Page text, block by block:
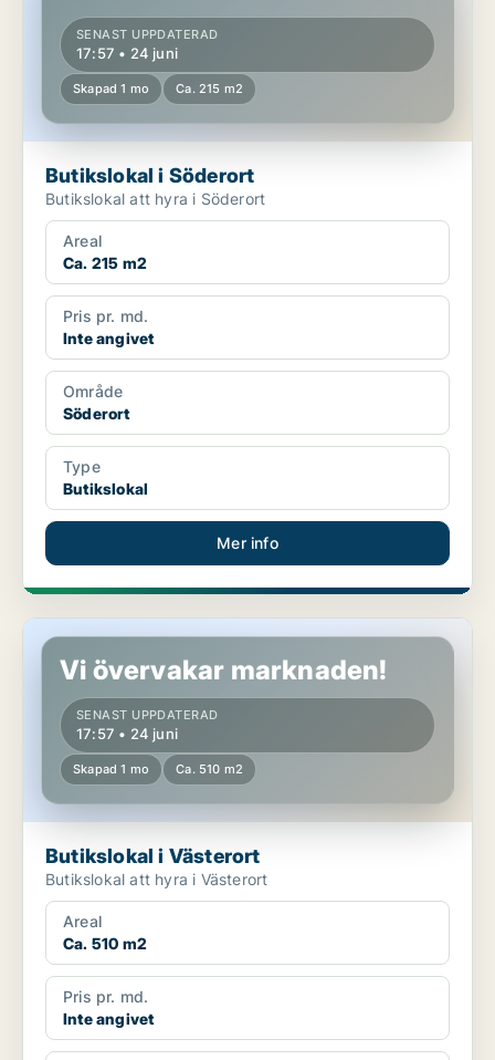
SENAST UPPDATERAD
17:57 • 24 juni
Skapad 1 mo Ca. 215 m2
Butikslokal i Söderort
Butikslokal att hyra i Söderort
Areal
Ca. 215 m2
Pris pr. md.
Inte angivet
Område
Söderort
Type
Butikslokal
Mer info
Butikslokal i Västerort
Vi övervakar marknaden!
SENAST UPPDATERAD
17:57 • 24 juni
Skapad 1 mo Ca. 510 m2
Butikslokal i Västerort
Butikslokal att hyra i Västerort
Areal
Ca. 510 m2
Pris pr. md.
Inte angivet